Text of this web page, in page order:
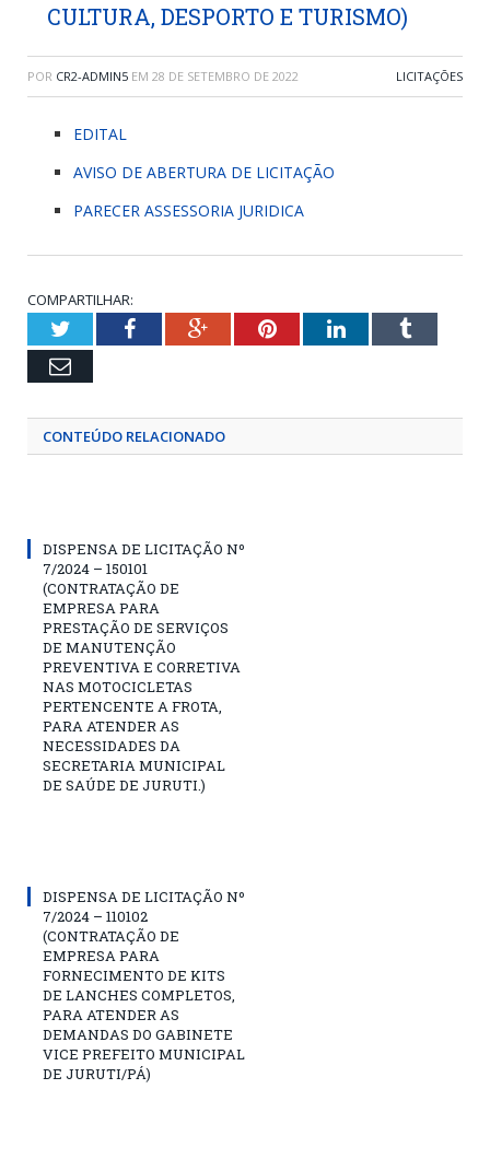
CULTURA, DESPORTO E TURISMO)
POR CR2-ADMIN5 EM 28 DE SETEMBRO DE 2022 LICITAÇÕES
EDITAL
AVISO DE ABERTURA DE LICITAÇÃO
PARECER ASSESSORIA JURIDICA
COMPARTILHAR:
TwitterFacebookGoogle+PinterestLinkedInTumblr
Email
CONTEÚDO RELACIONADO
DISPENSA DE LICITAÇÃO Nº
7/2024 – 150101
(CONTRATAÇÃO DE
EMPRESA PARA
PRESTAÇÃO DE SERVIÇOS
DE MANUTENÇÃO
PREVENTIVA E CORRETIVA
NAS MOTOCICLETAS
PERTENCENTE A FROTA,
PARA ATENDER AS
NECESSIDADES DA
SECRETARIA MUNICIPAL
DE SAÚDE DE JURUTI.)
DISPENSA DE LICITAÇÃO Nº
7/2024 – 110102
(CONTRATAÇÃO DE
EMPRESA PARA
FORNECIMENTO DE KITS
DE LANCHES COMPLETOS,
PARA ATENDER AS
DEMANDAS DO GABINETE
VICE PREFEITO MUNICIPAL
DE JURUTI/PÁ)